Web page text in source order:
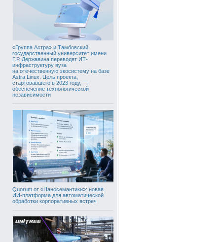
«Группа Астра» и Тамбовский
государственный университет имени
Г.Р. Державина переводят ИТ-
инфраструктуру вуза
на отечественную экосистему на базе
Astra Linux. Цель проекта,
стартовавшего в 2023 году, —
обеспечение технологической
независимости
Quorum от «Наносемантики»: новая
ИИ-платформа для автоматической
обработки корпоративных встреч